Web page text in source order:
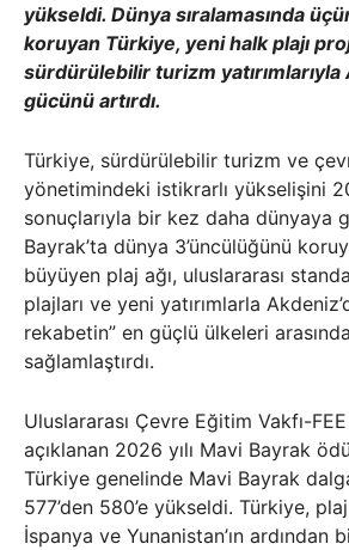
yükseldi. Dünya sıralamasında
koruyan Türkiye, yeni halk plajı
sürdürülebilir turizm yatırımlarıyla
gücünü artırdı.
Türkiye, sürdürülebilir turizm ve
yönetimindeki istikrarlı yükselişini
sonuçlarıyla bir kez daha dünyaya
Bayrak’ta dünya 3’üncülüğünü
büyüyen plaj ağı, uluslararası
plajları ve yeni yatırımlarla
rekabetin” en güçlü ülkeleri
sağlamlaştırdı.
Uluslararası Çevre Eğitim Vakfı-
açıklanan 2026 yılı Mavi Bayrak
Türkiye genelinde Mavi Bayrak
577’den 580’e yükseldi. Türkiye,
İspanya ve Yunanistan’ın ardından